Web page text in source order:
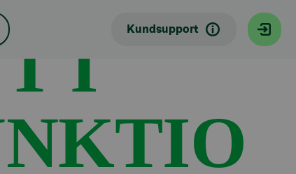
Kundsupport
I